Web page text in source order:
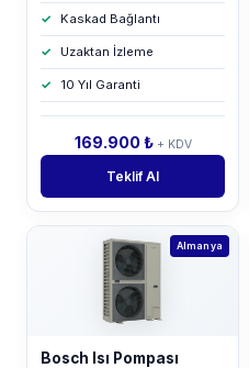
Kaskad Bağlantı
Uzaktan İzleme
10 Yıl Garanti
169.900 ₺ + KDV
Teklif Al
Almanya
Bosch Isı Pompası